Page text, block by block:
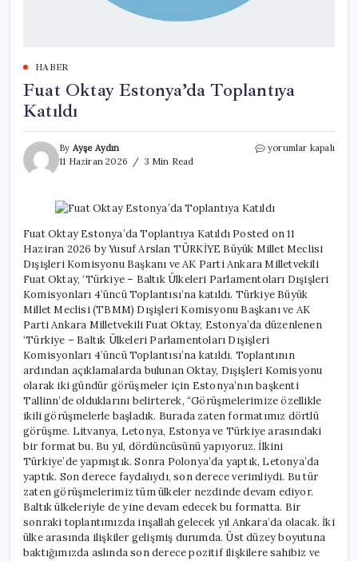
HABER
Fuat Oktay Estonya’da Toplantıya
Katıldı
By Ayşe Aydın
11 Haziran 2026
3 Min Read
Fuat
Katıldı
için
yorumlar kapalı
Fuat Oktay Estonya’da Toplantıya Katıldı Posted on 11
Haziran 2026 by Yusuf Arslan TÜRKİYE Büyük Millet Meclisi
Dışişleri Komisyonu Başkanı ve AK Parti Ankara Milletvekili
Fuat Oktay, ‘Türkiye – Baltık Ülkeleri Parlamentoları Dışişleri
Komisyonları 4’üncü Toplantısı’na katıldı. Türkiye Büyük
Millet Meclisi (TBMM) Dışişleri Komisyonu Başkanı ve AK
Parti Ankara Milletvekili Fuat Oktay, Estonya’da düzenlenen
‘Türkiye – Baltık Ülkeleri Parlamentoları Dışişleri
Komisyonları 4’üncü Toplantısı’na katıldı. Toplantının
ardından açıklamalarda bulunan Oktay, Dışişleri Komisyonu
olarak iki gündür görüşmeler için Estonya’nın başkenti
Tallinn’de olduklarını belirterek, “Görüşmelerimize özellikle
ikili görüşmelerle başladık. Burada zaten formatımız dörtlü
görüşme. Litvanya, Letonya, Estonya ve Türkiye arasındaki
bir format bu. Bu yıl, dördüncüsünü yapıyoruz. İlkini
Türkiye’de yapmıştık. Sonra Polonya’da yaptık, Letonya’da
yaptık. Son derece faydalıydı, son derece verimliydi. Bu tür
zaten görüşmelerimiz tüm ülkeler nezdinde devam ediyor.
Baltık ülkeleriyle de yine devam edecek bu formatta. Bir
sonraki toplantımızda inşallah gelecek yıl Ankara’da olacak. İki
ülke arasında ilişkiler gelişmiş durumda. Üst düzey boyutuna
baktığımızda aslında son derece pozitif ilişkilere sahibiz ve